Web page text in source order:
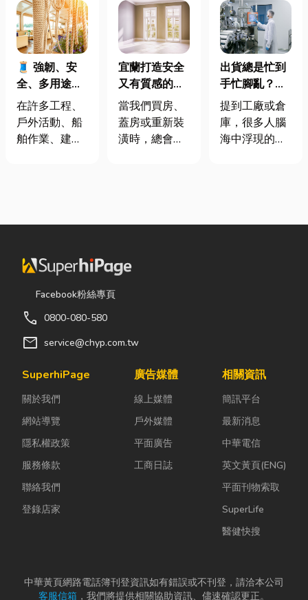
🧵 強韌、安
全、多用途！
從繩索到安全
網的全方位防
護應用指南
在許多工程、
戶外活動、船
舶作業、建築
網」其實都是
被忽略的設
備。很多人以
為繩子只是拿
其實在專業領
域中，繩索不
關係到安全、
質。一條好的
繩索，必須具
備高強...
宜蘭打造安全
又有質感的
家，從專業門
窗開始
當我們買房、
蓋房或重新裝
潢時，總會把
天都在使用的
門窗不只是遮
通風與生活品
氣候潮濕多
又美觀的門窗
產品，更是
打...
出貨總是忙到
手忙腳亂？包
裝自動化其實
沒有你想像中
那麼遙遠！
提到工廠或倉
庫，很多人腦
海中浮現的畫
著出貨。但你
路購物越來越
食品、生活用
品、電子...
Facebook粉絲專頁
call 0800-080-580
mail service@chyp.com.tw
SuperhiPage
關於我們
網站導覽
隱私權政策
服務條款
聯絡我們
登錄店家
廣告媒體
線上媒體
戶外媒體
平面廣告
工商日誌
相關資訊
簡訊平台
最新消息
中華電信
英文黃頁(ENG)
平面刊物索取
SuperLife
醫健快搜
中華黃頁網路電話簿刊登資訊如有錯誤或不刊登，請洽本公司
客服信箱 ，我們將提供相關協助資訊、儘速確認更正。